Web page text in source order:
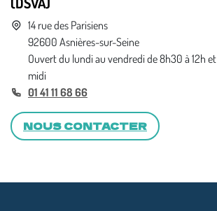
14 rue des Parisiens
92600 Asnières-sur-Seine
Ouvert du lundi au vendredi de 8h30 à 12h
midi
01 41 11 68 66
NOUS CONTACTER